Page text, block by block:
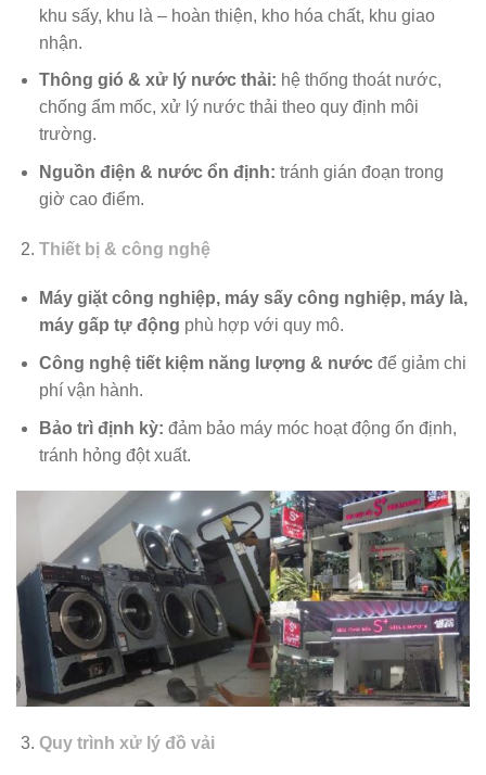
khu sấy, khu là – hoàn thiện, kho hóa chất, khu giao
nhận.
Thông gió & xử lý nước thải: hệ thống thoát nước,
chống ẩm mốc, xử lý nước thải theo quy định môi
trường.
Nguồn điện & nước ổn định: tránh gián đoạn trong
giờ cao điểm.
Thiết bị & công nghệ
Máy giặt công nghiệp, máy sấy công nghiệp, máy là,
máy gấp tự động phù hợp với quy mô.
Công nghệ tiết kiệm năng lượng & nướcđể giảm chi
phí vận hành.
Bảo trì định kỳ: đảm bảo máy móc hoạt động ổn định,
tránh hỏng đột xuất.
Quy trình xử lý đồ vải